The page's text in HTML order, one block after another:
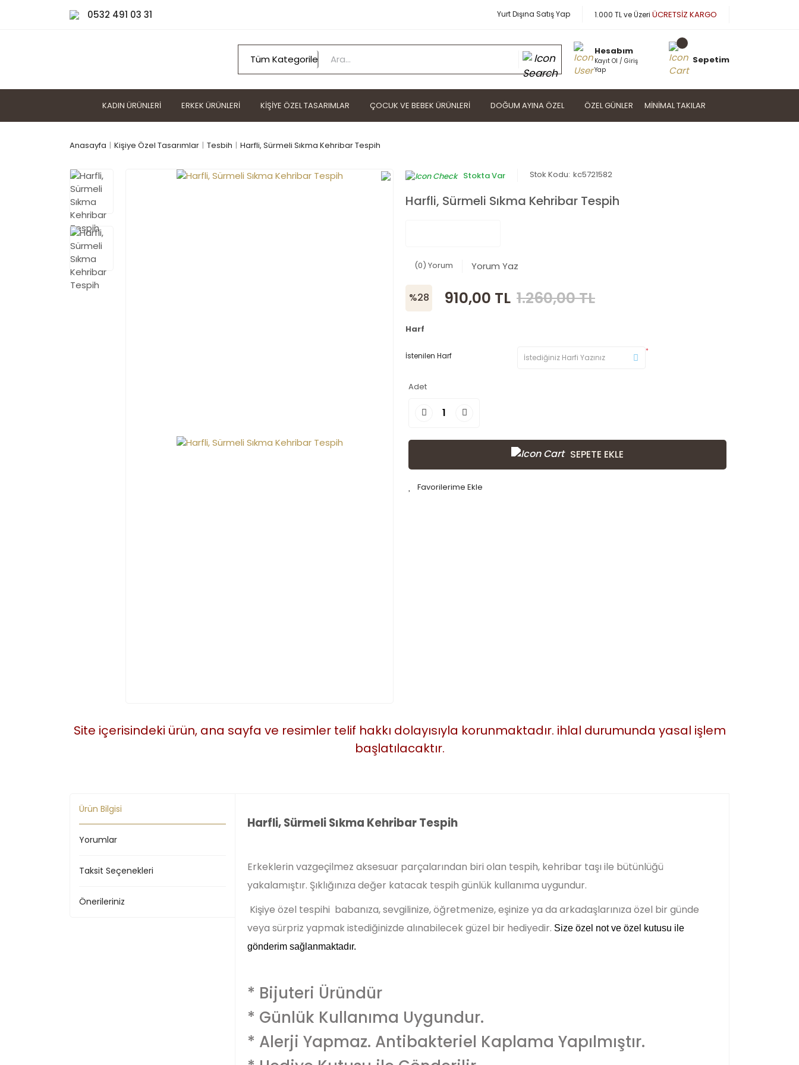
0532 491 03 31 Yurt Dışına Satış Yap 1.000 TL ve Üzeri ÜCRETSİZ KARGO
Hesabım
Kayıt Ol / Giriş
Yap
Sepetim
KADIN ÜRÜNLERI ERKEK ÜRÜNLERI KIŞIYE ÖZEL TASARIMLAR ÇOCUK VE BEBEK ÜRÜNLERI DOĞUM AYINA ÖZEL ÖZEL GÜNLER MINIMAL TAKILAR
Anasayfa Kişiye Özel Tasarımlar Tesbih Harfli, Sürmeli Sıkma Kehribar Tespih
Stokta Var Stok Kodu: kc5721582
Harfli, Sürmeli Sıkma Kehribar Tespih
(0) Yorum Yorum Yaz
%28 910,00 TL 1.260,00 TL
Harf
İstenilen Harf *
Adet
SEPETE EKLE
Site içerisindeki ürün, ana sayfa ve resimler telif hakkı dolayısıyla korunmaktadır. ihlal durumunda yasal işlem
başlatılacaktır.
Ürün Bilgisi
Yorumlar
Taksit Seçenekleri
Önerileriniz
Harfli, Sürmeli Sıkma Kehribar Tespih
Erkeklerin vazgeçilmez aksesuar parçalarından biri olan tespih, kehribar taşı ile bütünlüğü
yakalamıştır. Şıklığınıza değer katacak tespih günlük kullanıma uygundur.
Kişiye özel tespihi babanıza, sevgilinize, öğretmenize,eşinize ya da arkadaşlarınıza özel bir günde
veya sürpriz yapmak istediğinizde alınabilecek güzel bir hediyedir. Size özel not ve özel kutusu ile
gönderim sağlanmaktadır.
* Bijuteri Üründür
* Günlük Kullanıma Uygundur.
* Alerji Yapmaz. Antibakteriel Kaplama Yapılmıştır.